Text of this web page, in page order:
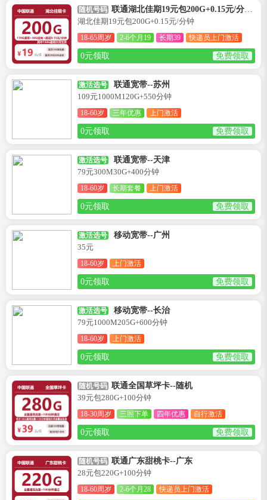
随机号码 联通湖北佳期19元包200G+0.15元/分钟卡--湖北
湖北佳期19元包200G+0.15元/分钟
18-65周岁 2-6个月19 长期39 快递员上门激活
0元领取 免费领取
激活选号
联通宽带--苏州
109元1000M120G+550分钟
18-60岁 三年优惠 上门激活
0元领取 免费领取
激活选号
联通宽带--天津
79元300M30G+400分钟
18-60岁 长期套餐 上门激活
0元领取 免费领取
激活选号
移动宽带--广州
35元
18-60岁 上门激活
0元领取 免费领取
激活选号
移动宽带--长治
79元1000M205G+600分钟
18-60岁 上门激活
0元领取 免费领取
随机号码 联通全国草坪卡--随机
39元包280G+100分钟
18-30周岁 三照下单 四年优惠 自行激活
0元领取 免费领取
随机号码 联通广东甜桃卡--广东
28元包220G+100分钟
18-60周岁 2-6个月28 快递员上门激活